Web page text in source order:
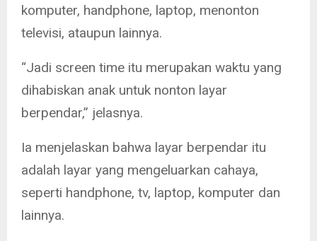
komputer, handphone, laptop, menonton
televisi, ataupun lainnya.
“Jadi screen time itu merupakan waktu yang
dihabiskan anak untuk nonton layar
berpendar,” jelasnya.
Ia menjelaskan bahwa layar berpendar itu
adalah layar yang mengeluarkan cahaya,
seperti handphone, tv, laptop, komputer dan
lainnya.